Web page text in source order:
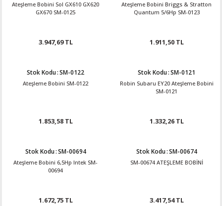
Ateşleme Bobini Sol GX610 GX620
GX670 SM-0125
3.947,69 TL
Ateşleme Bobini Briggs & Stratton
Quantum 5/6Hp SM-0123
1.911,50 TL
Stok Kodu:SM-0122
Ateşleme Bobini SM-0122
1.853,58 TL
Stok Kodu:SM-0121
Robin Subaru EY20 Ateşleme Bobini
SM-0121
1.332,26 TL
Stok Kodu:SM-00694
Ateşleme Bobini 6,5Hp Intek SM-
00694
1.672,75 TL
Stok Kodu:SM-00674
SM-00674 ATEŞLEME BOBİNİ
3.417,54 TL